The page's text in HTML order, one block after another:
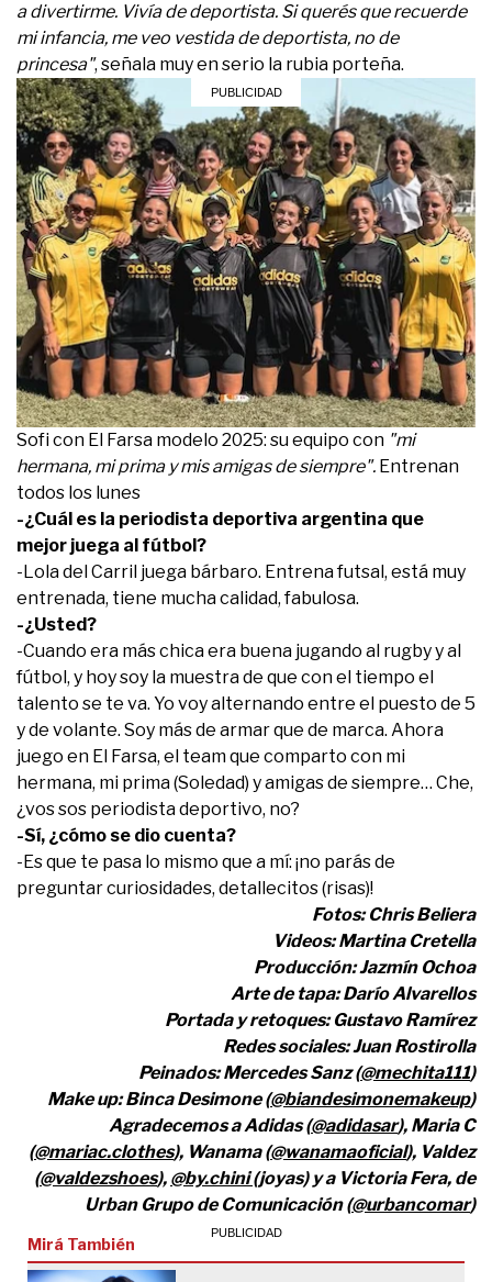
a divertirme. Vivía de deportista. Si querés que recuerde
mi infancia, me veo vestida de deportista, no de
princesa", señala muy en serio la rubia porteña.
Sofi con El Farsa modelo 2025: su equipo con "mi
hermana, mi prima y mis amigas de siempre". Entrenan
todos los lunes
-¿Cuál es la periodista deportiva argentina que
mejor juega al fútbol?
-Lola del Carril juega bárbaro. Entrena futsal, está muy
entrenada, tiene mucha calidad, fabulosa.
-¿Usted?
-Cuando era más chica era buena jugando al rugby y al
fútbol, y hoy soy la muestra de que con el tiempo el
talento se te va. Yo voy alternando entre el puesto de 5
y de volante. Soy más de armar que de marca. Ahora
juego en El Farsa, el team que comparto con mi
hermana, mi prima (Soledad) y amigas de siempre… Che,
¿vos sos periodista deportivo, no?
-Sí, ¿cómo se dio cuenta?
-Es que te pasa lo mismo que a mí: ¡no parás de
preguntar curiosidades, detallecitos (risas)!
Fotos: Chris Beliera
Videos: Martina Cretella
Producción: Jazmín Ochoa
Arte de tapa: Darío Alvarellos
Portada y retoques: Gustavo Ramírez
Redes sociales: Juan Rostirolla
Peinados: Mercedes Sanz (@mechita111)
Make up: Binca Desimone (@biandesimonemakeup)
Agradecemos a Adidas (@adidasar), Maria C
(@mariac.clothes), Wanama (@wanamaoficial), Valdez
(@valdezshoes), @by.chini(joyas) y a Victoria Fera, de
Urban Grupo de Comunicación (@urbancomar)
Mirá También